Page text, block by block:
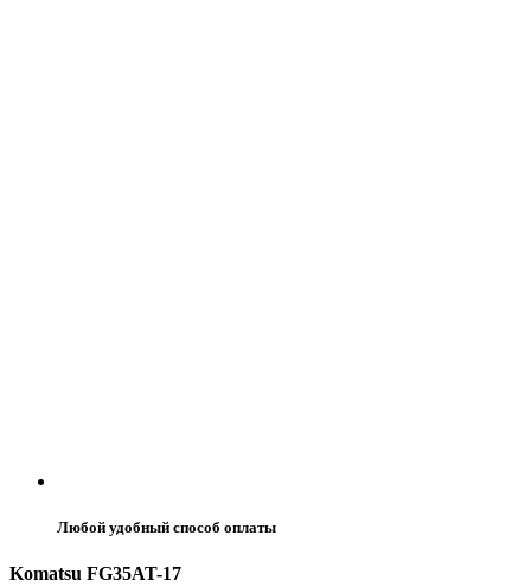
Любой удобный способ оплаты
Komatsu FG35AT-17